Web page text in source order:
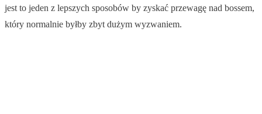
jest to jeden z lepszych sposobów by zyskać przewagę nad bossem,
który normalnie byłby zbyt dużym wyzwaniem.